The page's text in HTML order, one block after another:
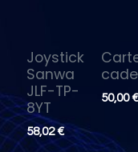
Joystick
Sanwa
JLF-TP-
8YT
58,02€
50,00€